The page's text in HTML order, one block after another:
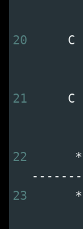
20
C
21
C
22
23
*